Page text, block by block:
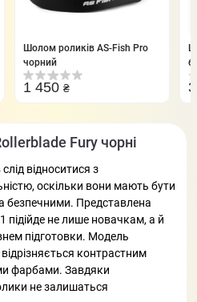
Шолом роликів AS-Fish Pro
чорний
1 450 ₴
Fury чорні
відноситися з
оскільки вони мають бути
безпечними. Представлена
підійде не лише новачкам, а й
підготовки. Модель
контрастним
фарбами. Завдяки
не залишаться